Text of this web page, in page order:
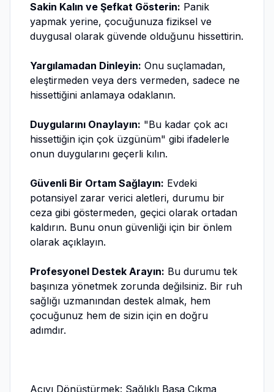
Sakin Kalın ve Şefkat Gösterin: Panik
yapmak yerine, çocuğunuza fiziksel ve
duygusal olarak güvende olduğunu hissettirin.
Yargılamadan Dinleyin: Onu suçlamadan,
eleştirmeden veya ders vermeden, sadece ne
hissettiğini anlamaya odaklanın.
Duygularını Onaylayın: "Bu kadar çok acı
hissettiğin için çok üzgünüm" gibi ifadelerle
onun duygularını geçerli kılın.
Güvenli Bir Ortam Sağlayın: Evdeki
potansiyel zarar verici aletleri, durumu bir
ceza gibi göstermeden, geçici olarak ortadan
kaldırın. Bunu onun güvenliği için bir önlem
olarak açıklayın.
Profesyonel Destek Arayın: Bu durumu tek
başınıza yönetmek zorunda değilsiniz. Bir ruh
sağlığı uzmanından destek almak, hem
çocuğunuz hem de sizin için en doğru
adımdır.
Acıyı Dönüştürmek: Sağlıklı Başa Çıkma